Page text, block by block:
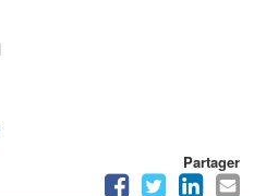
Partager